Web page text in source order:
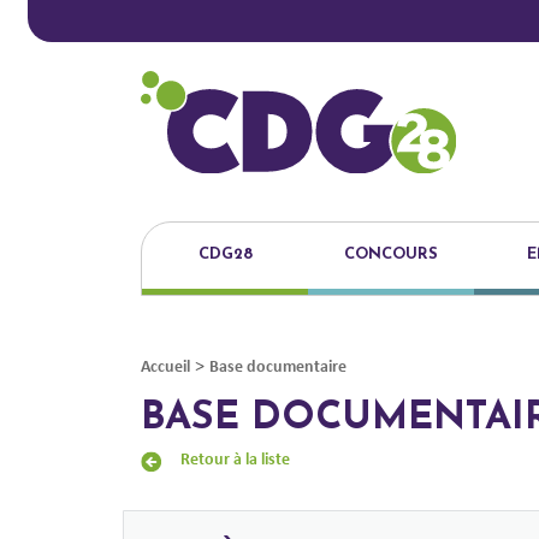
CDG28 CONCOURS
Accueil > Base documentaire
BASE
Retour à la liste